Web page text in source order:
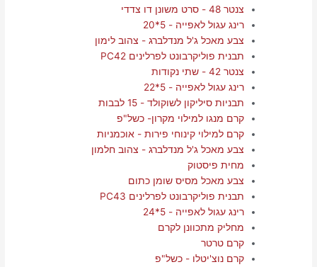
צנטר 48 - סרט משונן דו צדדי
רינג עגול לאפייה - 5*20
צבע מאכל ג'ל מנדלברג - צהוב לימון
תבנית פוליקרבונט לפרלינים PC42
צנטר 42 - שתי נקודות
רינג עגול לאפייה - 5*22
תבניות סיליקון לשוקולד - 15 לבבות
קרם מנגו למילוי מקרון- כשל"פ
קרם למילוי קינוחי פירות - אוכמניות
צבע מאכל ג'ל מנדלברג - צהוב חלמון
מחית פיסטוק
צבע מאכל מסיס שומן כתום
תבנית פוליקרבונט לפרלינים PC43
רינג עגול לאפייה - 5*24
מחליק מתכוונן לקרם
קרם טרטר
קרם נוצ'יטלו - כשל"פ